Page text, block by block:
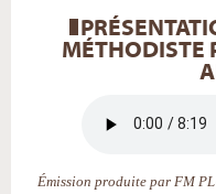
MÉTHODISTE
Émission produite par FM